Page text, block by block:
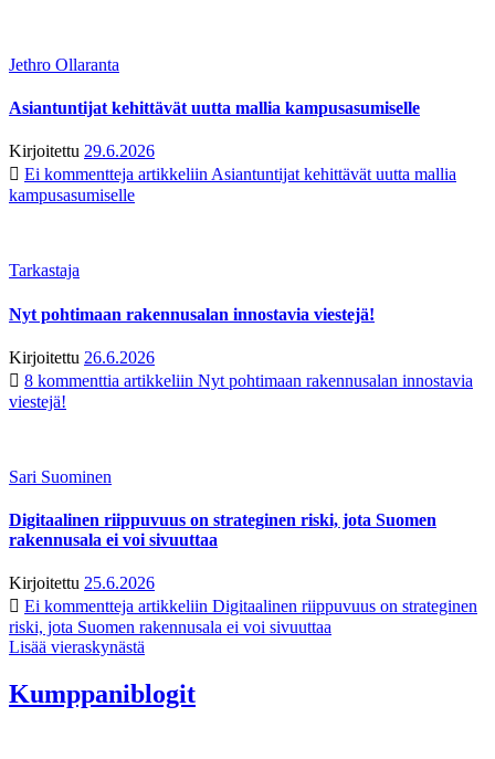
Jethro Ollaranta
Asiantuntijat kehittävät uutta mallia kampusasumiselle
Kirjoitettu 29.6.2026
Ei kommentteja artikkeliin Asiantuntijat kehittävät uutta mallia
kampusasumiselle
Tarkastaja
Nyt pohtimaan rakennusalan innostavia viestejä!
Kirjoitettu 26.6.2026
8 kommenttia artikkeliin Nyt pohtimaan rakennusalan innostavia
viestejä!
Sari Suominen
Digitaalinen riippuvuus on strateginen riski, jota Suomen
rakennusala ei voi sivuuttaa
Kirjoitettu 25.6.2026
Ei kommentteja artikkeliin Digitaalinen riippuvuus on strateginen
riski, jota Suomen rakennusala ei voi sivuuttaa
Lisää vieraskynästä
Kumppaniblogit